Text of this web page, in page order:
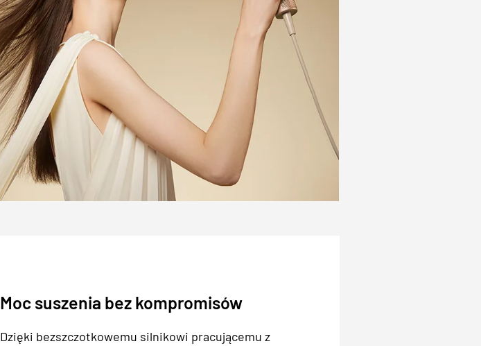
Moc suszenia bez kompromisów
Dzięki bezszczotkowemu silnikowi pracującemu z